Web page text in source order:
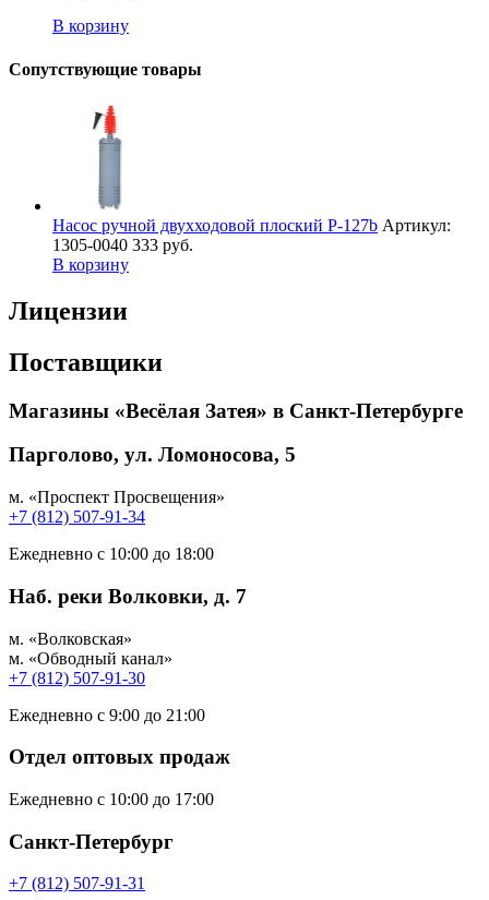
В корзину
Сопутствующие товары
Насос ручной двухходовой плоский P-127b Артикул:
1305-0040 333 руб.
В корзину
Лицензии
Поставщики
Магазины «Весёлая Затея» в Санкт-Петербурге
Парголово, ул. Ломоносова, 5
м. «Проспект Просвещения»
+7 (812) 507-91-34
Ежедневно с 10:00 до 18:00
Наб. реки Волковки, д. 7
м. «Волковская»
м. «Обводный канал»
+7 (812) 507-91-30
Ежедневно с 9:00 до 21:00
Отдел оптовых продаж
Ежедневно с 10:00 до 17:00
Санкт-Петербург
+7 (812) 507-91-31